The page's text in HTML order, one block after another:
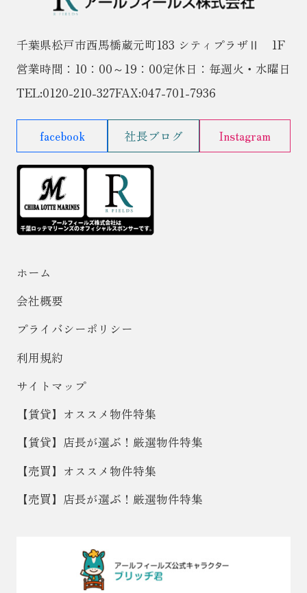
千葉県松戸市西馬橋蔵元町183 シティプラザⅡ 1F
営業時間：10：00～19：00定休日：毎週火・水曜日
TEL:0120-210-327FAX:047-701-7936
facebook 社長ブログ Instagram
ホーム
会社概要
プライバシーポリシー
利用規約
サイトマップ
【賃貸】オススメ物件特集
【賃貸】店長が選ぶ！厳選物件特集
【売買】オススメ物件特集
【売買】店長が選ぶ！厳選物件特集